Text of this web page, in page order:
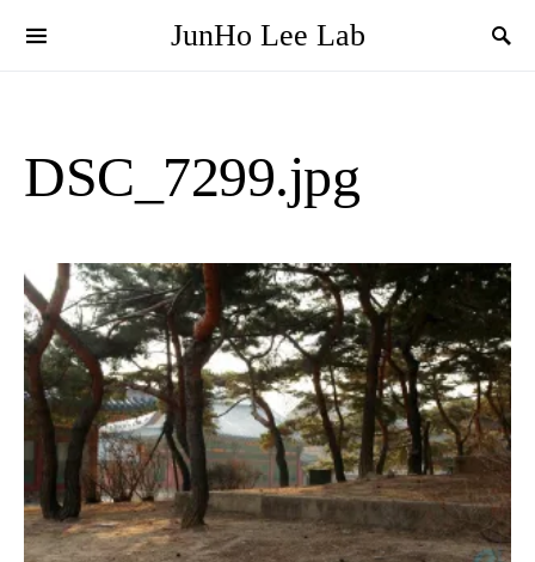
JunHo Lee Lab
DSC_7299.jpg